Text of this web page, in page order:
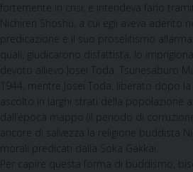
fortemente in crisi; e intendeva farlo
Nichiren Shoshu, a cui egli aveva aderito
predicazione e il suo proselitismo
quali, giudicarono disfattista, lo
devoto allievo Josei Toda. Tsunesaburo
1944, mentre Josei Toda, liberato dopo la
ascolto in larghi strati della popolazione
dall’epoca mappo (il periodo di
ancore di salvezza la religione buddista
morali predicati dalla Soka Gakkai.
Per capire questa forma di buddismo,